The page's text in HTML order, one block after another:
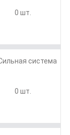
0 шт.
система
0 шт.